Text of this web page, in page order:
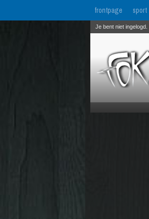
frontpage sport
Je bent niet ingelogd.